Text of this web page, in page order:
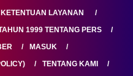
LAYANAN
1999 TENTANG PERS
MASUK
TENTANG KAMI